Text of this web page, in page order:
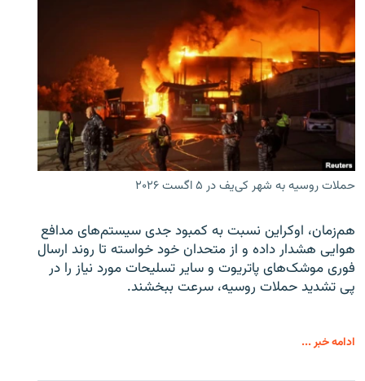
حملات روسیه به شهر کی‌یف در ۵ اگست ۲۰۲۶
هم‌زمان، اوکراین نسبت به کمبود جدی سیستم‌های مدافع
هوایی هشدار داده و از متحدان خود خواسته تا روند ارسال
فوری موشک‌های پاتریوت و سایر تسلیحات مورد نیاز را در
پی تشدید حملات روسیه، سرعت ببخشند.
ادامه خبر ...